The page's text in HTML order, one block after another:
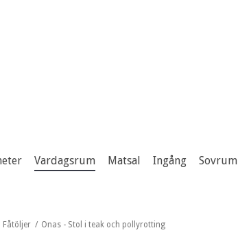
Vardagsrum Matsal Ingång Sovrum
Fåtöljer / Onas - Stol i teak och pollyrotting